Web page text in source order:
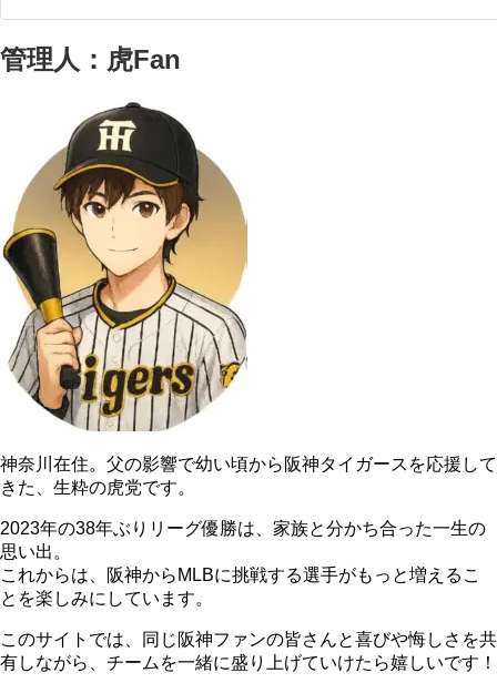
管理人：虎Fan
神奈川在住。父の影響で幼い頃から阪神タイガースを応援して
きた、生粋の虎党です。
2023年の38年ぶりリーグ優勝は、家族と分かち合った一生の
思い出。
これからは、阪神からMLBに挑戦する選手がもっと増えるこ
とを楽しみにしています。
このサイトでは、同じ阪神ファンの皆さんと喜びや悔しさを共
有しながら、チームを一緒に盛り上げていけたら嬉しいです！